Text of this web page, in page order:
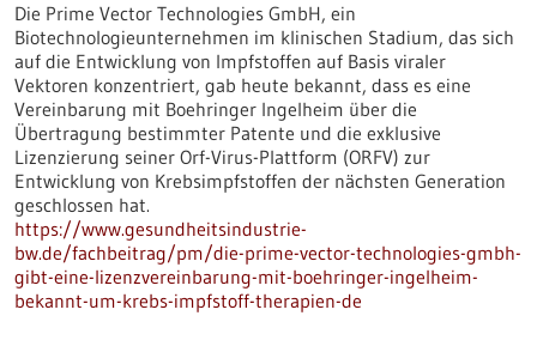
Die Prime Vector Technologies GmbH, ein
Biotechnologieunternehmen im klinischen Stadium, das sich
auf die Entwicklung von Impfstoffen auf Basis viraler
Vektoren konzentriert, gab heute bekannt, dass es eine
Vereinbarung mit Boehringer Ingelheim über die
Übertragung bestimmter Patente und die exklusive
Lizenzierung seiner Orf-Virus-Plattform (ORFV) zur
Entwicklung von Krebsimpfstoffen der nächsten Generation
geschlossen hat.
https://www.gesundheitsindustrie-
bw.de/fachbeitrag/pm/die-prime-vector-technologies-gmbh-
gibt-eine-lizenzvereinbarung-mit-boehringer-ingelheim-
bekannt-um-krebs-impfstoff-therapien-de